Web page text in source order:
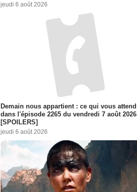
jeudi 6 août 2026
Demain nous appartient : ce qui vous attend
dans l'épisode 2265 du vendredi 7 août 2026
[SPOILERS]
jeudi 6 août 2026